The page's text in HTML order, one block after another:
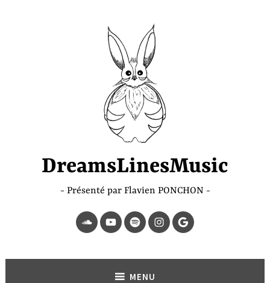
DreamsLinesMusic
Présenté par Flavien PONCHON
SoundCloud
YouTubeSpotifyInstagram
Page
Google
MENU